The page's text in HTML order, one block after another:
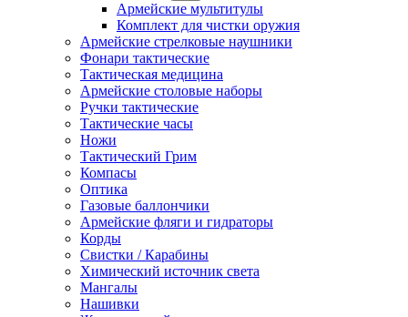
Армейские мультитулы
Комплект для чистки оружия
Армейские стрелковые наушники
Фонари тактические
Тактическая медицина
Армейские столовые наборы
Ручки тактические
Тактические часы
Ножи
Тактический Грим
Компасы
Оптика
Газовые баллончики
Армейские фляги и гидраторы
Корды
Свистки / Карабины
Химический источник света
Мангалы
Нашивки